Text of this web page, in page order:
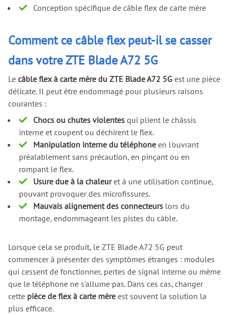
Conception spécifique de câble flex de carte mère
Comment ce câble flex peut-il se casser
dans votre ZTE Blade A72 5G
Le câble flex à carte mère du ZTE Blade A72 5G est une pièce
délicate. Il peut être endommagé pour plusieurs raisons
courantes :
Chocs ou chutes violentesqui plient le châssis
interne et coupent ou déchirent le flex.
Manipulation interne du téléphoneen l'ouvrant
préalablement sans précaution, en pinçant ou en
rompant le flex.
Usure due à la chaleuret à une utilisation continue,
pouvant provoquer des microfissures.
Mauvais alignement des connecteurslors du
montage, endommageant les pistes du câble.
Lorsque cela se produit, le ZTE Blade A72 5G peut
commencer à présenter des symptômes étranges : modules
qui cessent de fonctionner, pertes de signal interne ou même
que le téléphone ne s'allume pas. Dans ces cas, changer
cette pièce de flex à carte mère est souvent la solution la
plus efficace.